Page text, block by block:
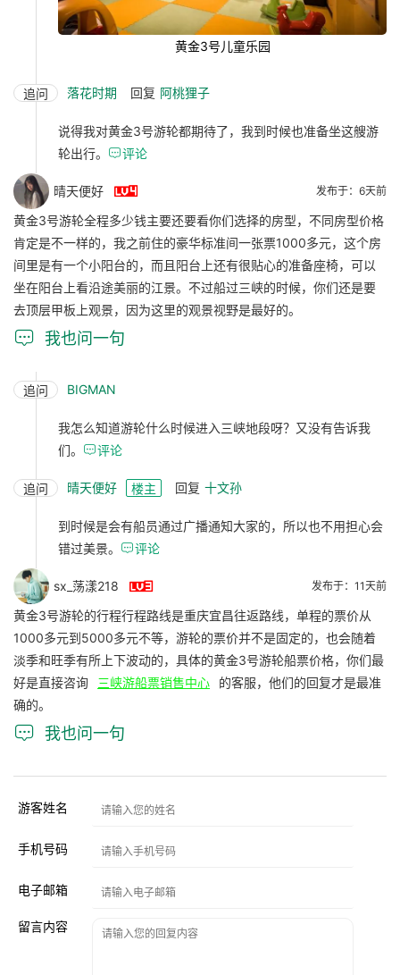
黄金3号儿童乐园
追问 落花时期 回复 阿桃狸子
说得我对黄金3号游轮都期待了，我到时候也准备坐这艘游
轮出行。 评论
晴天便好  发布于：6天前
黄金3号游轮全程多少钱主要还要看你们选择的房型，不同房型价格
肯定是不一样的，我之前住的豪华标准间一张票1000多元，这个房
间里是有一个小阳台的，而且阳台上还有很贴心的准备座椅，可以
坐在阳台上看沿途美丽的江景。不过船过三峡的时候，你们还是要
去顶层甲板上观景，因为这里的观景视野是最好的。
 我也问一句
追问 BIGMAN
我怎么知道游轮什么时候进入三峡地段呀？又没有告诉我
们。 评论
追问 晴天便好 楼主 回复 十文孙
到时候是会有船员通过广播通知大家的，所以也不用担心会
错过美景。 评论
sx_荡漾218  发布于：11天前
黄金3号游轮的行程行程路线是重庆宜昌往返路线，单程的票价从
1000多元到5000多元不等，游轮的票价并不是固定的，也会随着
淡季和旺季有所上下波动的，具体的黄金3号游轮船票价格，你们最
好是直接咨询
三峡游船票销售中心
的客服，他们的回复才是最准
确的。
 我也问一句
游客姓名
手机号码
电子邮箱
留言内容